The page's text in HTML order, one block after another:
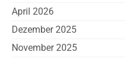
April 2026
Dezember 2025
November 2025